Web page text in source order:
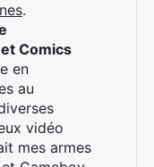
.
Comics
en
au
vidéo
mes armes